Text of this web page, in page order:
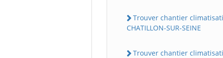
Trouver chantier
CHATILLON-SUR-SEINE
Trouver chantier